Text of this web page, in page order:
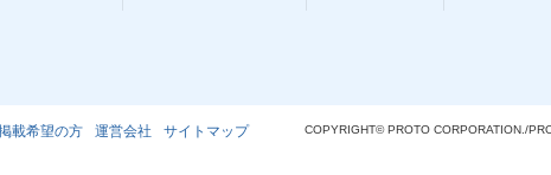
載希望の方 運営会社 サイトマップ COPYRIGHT© PROTO CORPORATION./